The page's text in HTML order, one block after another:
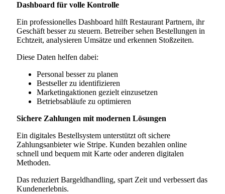
Dashboard für volle Kontrolle
Ein professionelles Dashboard hilft Restaurant Partnern, ihr
Geschäft besser zu steuern. Betreiber sehen Bestellungen in
Echtzeit, analysieren Umsätze und erkennen Stoßzeiten.
Diese Daten helfen dabei:
Personal besser zu planen
Bestseller zu identifizieren
Marketingaktionen gezielt einzusetzen
Betriebsabläufe zu optimieren
Sichere Zahlungen mit modernen Lösungen
Ein digitales Bestellsystem unterstützt oft sichere
Zahlungsanbieter wie Stripe. Kunden bezahlen online
schnell und bequem mit Karte oder anderen digitalen
Methoden.
Das reduziert Bargeldhandling, spart Zeit und verbessert das
Kundenerlebnis.